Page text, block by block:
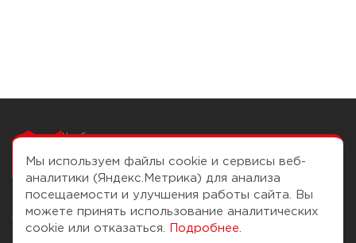
Чтобы вам легко
О компании Помощь
Мы используем файлы cookie и сервисы веб-
аналитики (Яндекс.Метрика) для анализа
посещаемости и улучшения работы сайта. Вы
можете принять использование аналитических
cookie или отказаться.
Подробнее